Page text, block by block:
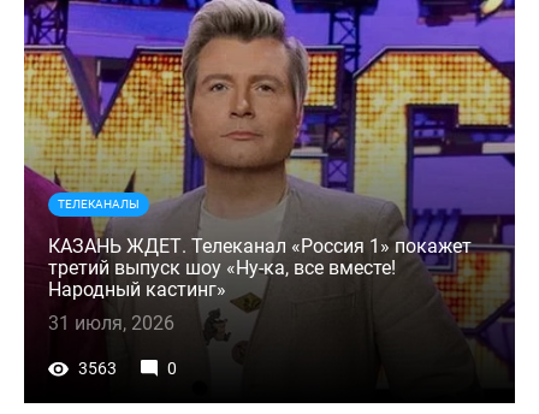
ТЕЛЕКАНАЛЫ
КАЗАНЬ ЖДЕТ. Телеканал «Россия 1» покажет
третий выпуск шоу «Ну-ка, все вместе!
Народный кастинг»
31 июля, 2026
3563 0